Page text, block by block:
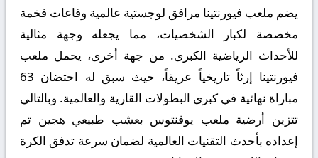
يضم ملعب فيورنتينا مرافق لوجستية عالمية وقاعات فخمة
مخصصة لكبار الشخصيات، مما يجعله وجهة مثالية
للأحداث الرياضية الكبرى. من جهة أخرى، يحمل ملعب
فيورنتينا إرثاً تاريخياً عريقاً، حيث سبق له احتضان 63
مباراة نهائية في كبرى البطولات القارية والعالمية. وبالتالي
تتزين أرضية ملعب يوفنتوس بعشب طبيعي هجين تم
إعداده بأحدث التقنيات العالمية لضمان سرعة تدفق الكرة